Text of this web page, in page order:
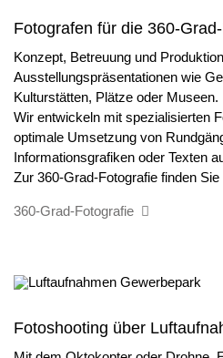
Fotografen für die 360-
Konzept, Betreuung und
Ausstellungspräsentationen wie
Kulturstätten, Plätze oder Museen.
Wir entwickeln mit spezialisierten
optimale Umsetzung von
Informationsgrafiken oder Texten
Zur 360-Grad-Fotografie finden
360-Grad-Fotografie
Fotoshooting über